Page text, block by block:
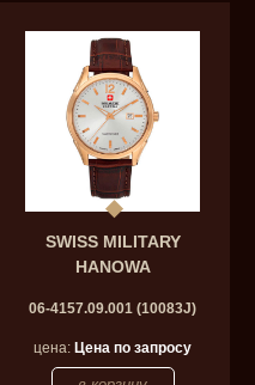
SWISS MILITARY
HANOWA
06-4157.09.001 (10083J)
цена:Цена по запросу